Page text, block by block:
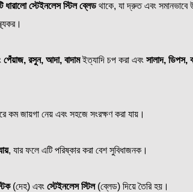
ধারালো স্টেইনলেস স্টিল ব্লেডথাকে, যা দ্রুত এবং সমানভাবে
পেঁয়াজ, রসুন, আদা, বাদামইত্যাদি চপ করা এবং সালাদ, ডিপস,
কম জায়গা নেয় এবং সহজে সংরক্ষণ করা যায়।
, যার ফলে এটি পরিষ্কার করা বেশ সুবিধাজনক।
(দেহ) এবং স্টেইনলেস স্টিল(ব্লেড) দিয়ে তৈরি হয়।